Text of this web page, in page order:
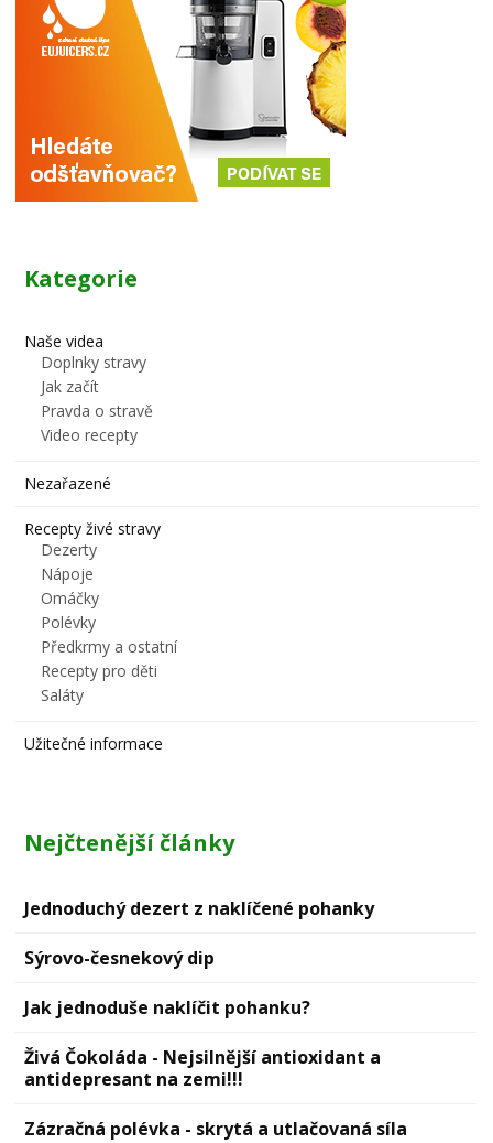
Kategorie
Naše videa
Doplnky stravy
Jak začít
Pravda o stravě
Video recepty
Nezařazené
Recepty živé stravy
Dezerty
Nápoje
Omáčky
Polévky
Předkrmy a ostatní
Recepty pro děti
Saláty
Užitečné informace
Nejčtenější články
Jednoduchý dezert z naklíčené pohanky
Sýrovо-česnekový dip
Jak jednoduše naklíčit pohanku?
Živá Čokoláda - Nejsilnější antioxidant a
antidepresant na zemi!!!
Zázračná polévka - skrytá a utlačovaná síla